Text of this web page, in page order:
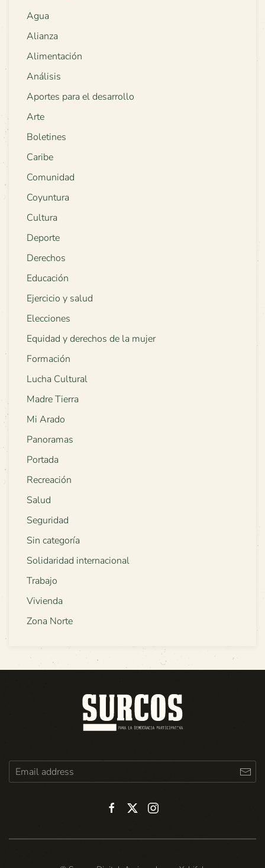
Agua
Alianza
Alimentación
Análisis
Aportes para el desarrollo
Arte
Boletines
Caribe
Comunidad
Coyuntura
Cultura
Deporte
Derechos
Educación
Ejercicio y salud
Elecciones
Equidad y derechos de la mujer
Formación
Lucha Cultural
Madre Tierra
Mi Arado
Panoramas
Portada
Recreación
Salud
Seguridad
Sin categoría
Solidaridad internacional
Trabajo
Vivienda
Zona Norte